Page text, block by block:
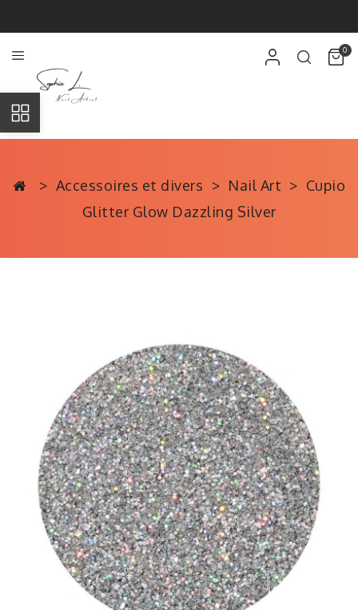
0
Accessoires et divers Nail Art
Cupio
Glitter Glow Dazzling Silver